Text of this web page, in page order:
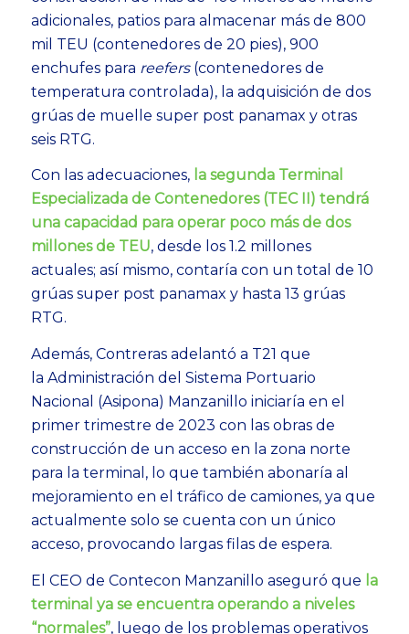
adicionales, patios para almacenar más de 800
mil TEU (contenedores de 20 pies), 900
enchufes para reefers(contenedores de
temperatura controlada), la adquisición de dos
grúas de muelle super post panamax y otras
seis RTG.
Con las adecuaciones, la segunda Terminal
Especializada de Contenedores (TEC II) tendrá
una capacidad para operar poco más de dos
millones de TEU, desde los 1.2 millones
actuales; así mismo, contaría con un total de 10
grúas super post panamax y hasta 13 grúas
RTG.
Además, Contreras adelantó a T21 que
la Administración del Sistema Portuario
Nacional (Asipona) Manzanillo iniciaría en el
primer trimestre de 2023 con las obras de
construcción de un acceso en la zona norte
para la terminal, lo que también abonaría al
mejoramiento en el tráfico de camiones, ya que
actualmente solo se cuenta con un único
acceso, provocando largas filas de espera.
El CEO de Contecon Manzanillo aseguró que la
terminal ya se encuentra operando a niveles
“normales”, luego de los problemas operativos